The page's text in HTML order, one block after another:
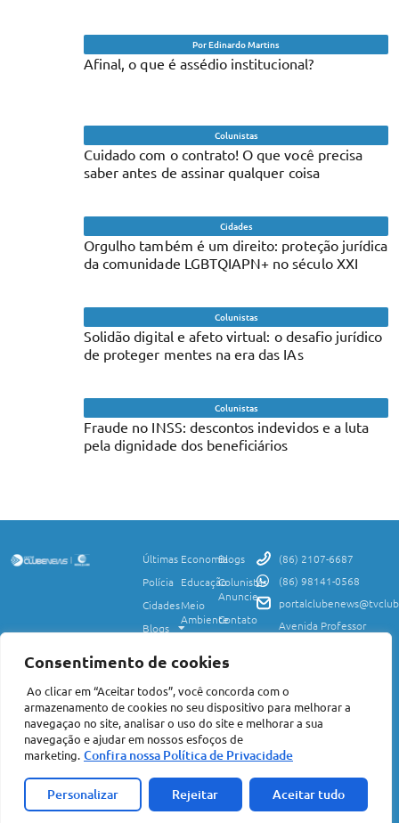
Consentimento de cookies
Ao clicar em “Aceitar todos”, você concorda com o
armazenamento de cookies no seu dispositivo para melhorar a
navegaçao no site, analisar o uso do site e melhorar a sua
navegação e ajudar em nossos esfoços de
marketing. Confira nossa Política de Privacidade
Personalizar Rejeitar Aceitar tudo
Por Edinardo Martins
Afinal, o que é assédio institucional?
Colunistas
Cuidado com o contrato! O que você precisa
saber antes de assinar qualquer coisa
Cidades
Orgulho também é um direito: proteção jurídica
da comunidade LGBTQIAPN+ no século XXI
Colunistas
Solidão digital e afeto virtual: o desafio jurídico
de proteger mentes na era das IAs
Colunistas
Fraude no INSS: descontos indevidos e a luta
pela dignidade dos beneficiários
ClubeNews FM
Clique aqui
Últimas
Polícia
Cidades
Blogs
Política
Concursos
e
Empregos
Economia
Educação
Meio
Ambiente
Saúde
Mundo
Agro
Nacional
Blogs
Colunistas
Anuncie
Contato
de Uso
Transparência
e Igualdade
(86) 2107-6687
(86) 98141-0568
Avenida Professor
©2026 Portal Clube News – Todos Direitos Reservados | Avenida Professor
Valter Alencar, 2120, Monte Castelo, Teresina, PI, 64017-425 CEP: 64017-
425 | CNPJ: 06.847.495/0001-75